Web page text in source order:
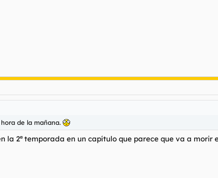
de la mañana.
la 2ª temporada en un capítulo que parece que va a morir